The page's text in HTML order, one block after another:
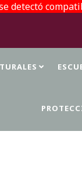
detectó